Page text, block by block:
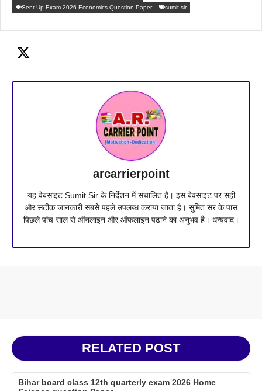
Sent Up Exam 2026 Economics Question Paper
sumit sir
arcarrierpoint
यह वेबसाइट Sumit Sir के निर्देशन में संचालित है। इस बेवसाइट पर सही
और सटीक जानकारी सबसे पहले उपलब्ध कराया जाता है। सुमित सर के पास
पिछले पांच साल से ऑनलाइन और ऑफलाइन पढाने का अनुभव है। धन्यवाद।
RELATED POST
Bihar board class 12th quarterly exam 2026 Home